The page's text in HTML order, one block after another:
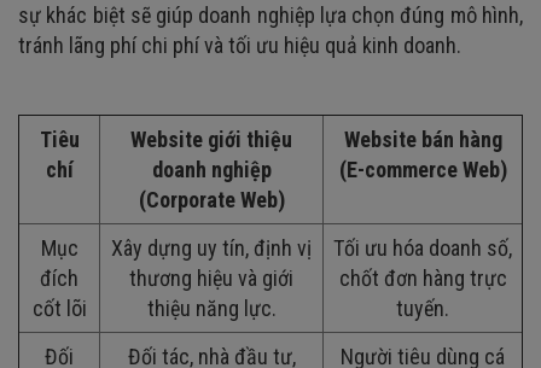
sự khác biệt sẽ giúp doanh nghiệp lựa chọn đúng mô hình,
tránh lãng phí chi phí và tối ưu hiệu quả kinh doanh.
Tiêu
chí
Website giới thiệu
doanh nghiệp
(Corporate Web)
Website bán hàng
(E-commerce Web)
Mục
đích
cốt lõi
Xây dựng uy tín, định vị
thương hiệu và giới
thiệu năng lực.
Tối ưu hóa doanh số,
chốt đơn hàng trực
tuyến.
Đối
Đối tác, nhà đầu tư,
Người tiêu dùng cá